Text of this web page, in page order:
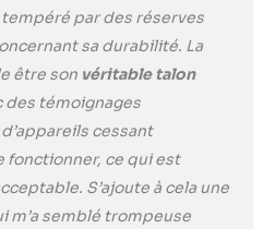
de riz. Cuisson
jusqu'à 12 tasses
de riz : ce cuiseur à
riz asiatique offre
une capacité de 6
tasses crues/12
tasses, complet
avec une spatule à
riz et une tasse à
mesurer pour une
par des réserves
sa durabilité. La
être son véritable talon
des témoignages
cessant
fonctionner, ce qui est
S’ajoute à cela une
m’a semblé trompeuse